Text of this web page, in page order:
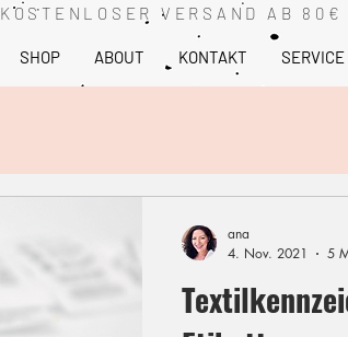
KOSTENLOSER VERSAND AB 80€
SHOP ABOUT KONTAKT SERVICE
ana
4. Nov. 2021
5